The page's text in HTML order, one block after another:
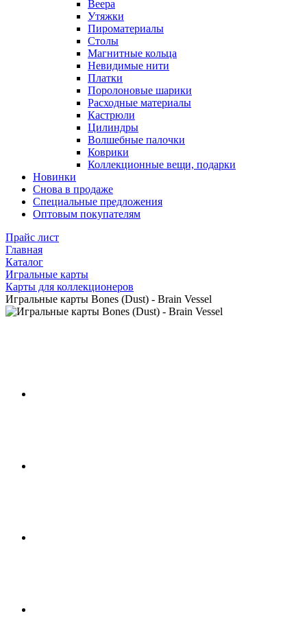
Веера
Утяжки
Пироматериалы
Столы
Магнитные кольца
Невидимые нити
Платки
Поролоновые шарики
Расходные материалы
Кастрюли
Цилиндры
Волшебные палочки
Коврики
Коллекционные вещи, подарки
Новинки
Снова в продаже
Специальные предложения
Оптовым покупателям
Прайс лист
Главная
Каталог
Игральные карты
Карты для коллекционеров
Игральные карты Bones (Dust) - Brain Vessel